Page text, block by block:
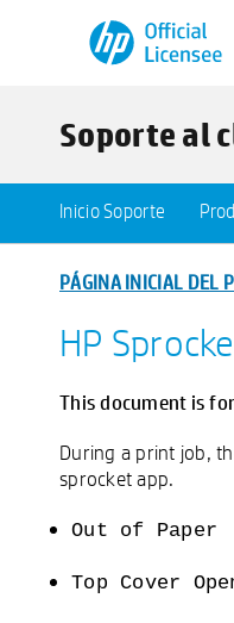
Soporte al
Inicio Soporte
PÁGINA INICIAL DEL
HP
This document is
During a print job,
sprocket app.
Out of Paper
Top Cover